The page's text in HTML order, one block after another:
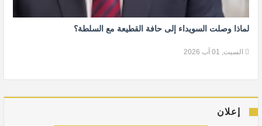
لماذا وصلت السويداء إلى حافة القطيعة مع السلطة؟
السبت, 01 آب 2026
إعلان